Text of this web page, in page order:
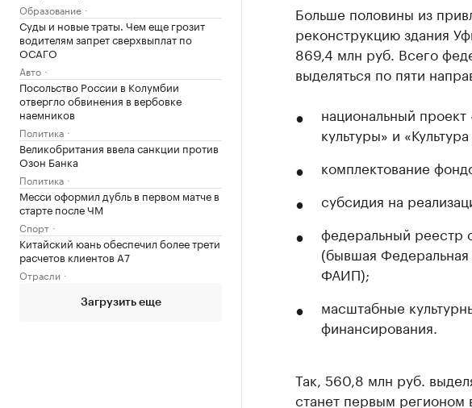
Образование
Суды и новые траты. Чем еще грозит
водителям запрет сверхвыплат по
ОСАГО
Авто
Посольство России в Колумбии
отвергло обвинения в вербовке
наемников
Политика
Великобритания ввела санкции против
Озон Банка
Политика
Месси оформил дубль в первом матче в
старте после ЧМ
Спорт
Китайский юань обеспечил более трети
расчетов клиентов А7
Отрасли
Загрузить еще
Больше половины из
реконструкцию здания
869,4 млн руб. Всего
выделяться по пяти
национальный
культуры» и
комплектование
субсидия на
федеральный реестр
(бывшая
ФАИП);
масштабные
финансирования.
Так, 560,8 млн руб.
станет первым